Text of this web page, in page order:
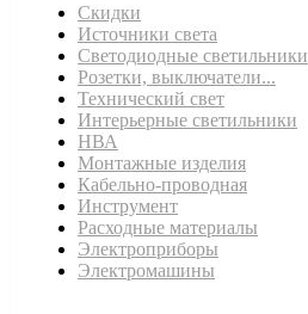
Скидки
Источники света
Светодиодные светильники
Розетки, выключатели...
Технический свет
Интерьерные светильники
НВА
Монтажные изделия
Кабельно-проводная
Инструмент
Расходные материалы
Электроприборы
Электромашины